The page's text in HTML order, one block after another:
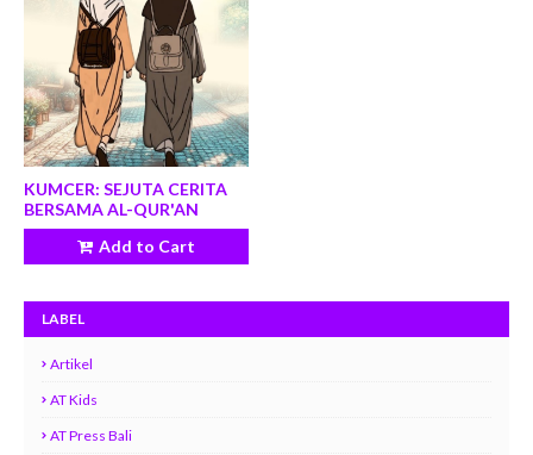
KUMCER: SEJUTA CERITA
BERSAMA AL-QUR'AN
Add to Cart
LABEL
Artikel
AT Kids
AT Press Bali